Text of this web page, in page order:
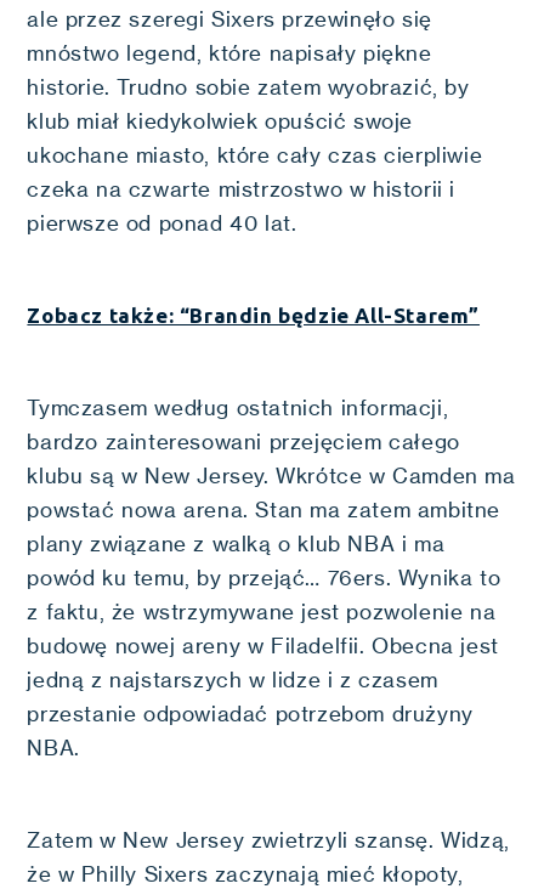
ale przez szeregi Sixers przewinęło się
mnóstwo legend, które napisały piękne
historie. Trudno sobie zatem wyobrazić, by
klub miał kiedykolwiek opuścić swoje
ukochane miasto, które cały czas cierpliwie
czeka na czwarte mistrzostwo w historii i
pierwsze od ponad 40 lat.
Zobacz także: “Brandin będzie All-Starem”
Tymczasem według ostatnich informacji,
bardzo zainteresowani przejęciem całego
klubu są w New Jersey. Wkrótce w Camden ma
powstać nowa arena. Stan ma zatem ambitne
plany związane z walką o klub NBA i ma
powód ku temu, by przejąć… 76ers. Wynika to
z faktu, że wstrzymywane jest pozwolenie na
budowę nowej areny w Filadelfii. Obecna jest
jedną z najstarszych w lidze i z czasem
przestanie odpowiadać potrzebom drużyny
NBA.
Zatem w New Jersey zwietrzyli szansę. Widzą,
że w Philly Sixers zaczynają mieć kłopoty,